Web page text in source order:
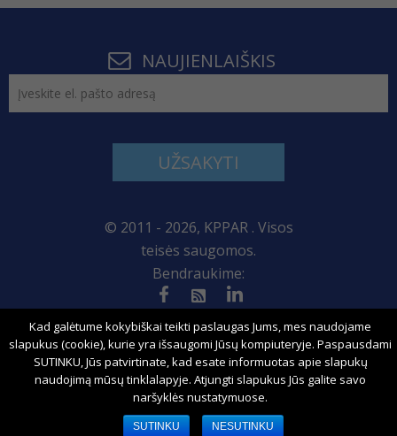
NAUJIENLAIŠKIS
UŽSAKYTI
© 2011 - 2026, KPPAR . Visos
teisės saugomos.
Bendraukime:
Svetainės žemėlapis
Sprendimas:
Kad galėtume kokybiškai teikti paslaugas Jums, mes naudojame
slapukus (cookie), kurie yra išsaugomi Jūsų kompiuteryje. Paspausdami
SUTINKU, Jūs patvirtinate, kad esate informuotas apie slapukų
naudojimą mūsų tinklalapyje. Atjungti slapukus Jūs galite savo
naršyklės nustatymuose.
SUTINKU NESUTINKU